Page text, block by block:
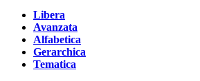
Libera
Avanzata
Alfabetica
Gerarchica
Tematica